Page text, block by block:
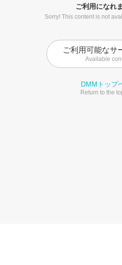
ご利用になれ
Sorry! This content is not
ご利用可能なサ
Available
DMMトップ
Return to the